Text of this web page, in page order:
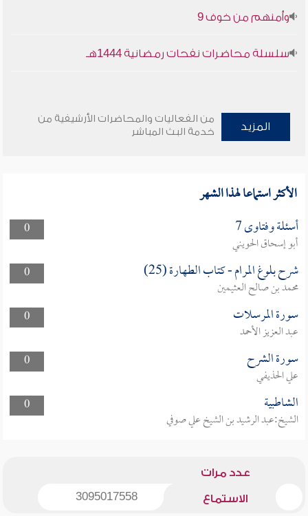
وأمنهم من خوف 9
سلسلة محاضرات نفحات رمضانية 1444هـ
المزيد
من الفعاليات والمحاضرات الأرشيفية من
خدمة البث المباشر
الأكثر استماعا لهذا الشهر
0 أسئلة وفتاوى 7
أبو إسحاق الحويني
0
شرح بلوغ المرام - كتاب الطهارة (25)
محمد بن صالح العثيمين
0
سورة المرسلات
عبد العزيز الأحمد
0
سورة الشرح
علي الحذيفي
0
الشاطبية
الشيخ:عبد الرشيد بن الشيخ علي صوفي
عدد مرات
الاستماع 3095017558